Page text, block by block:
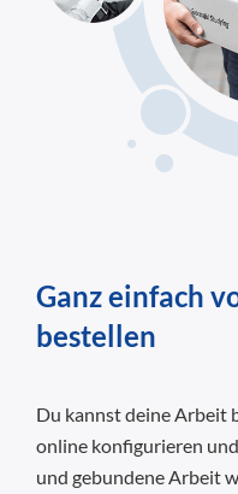
Ganz einfach
bestellen
Du kannst deine Arbeit
online konfigurieren
und gebundene Arbeit